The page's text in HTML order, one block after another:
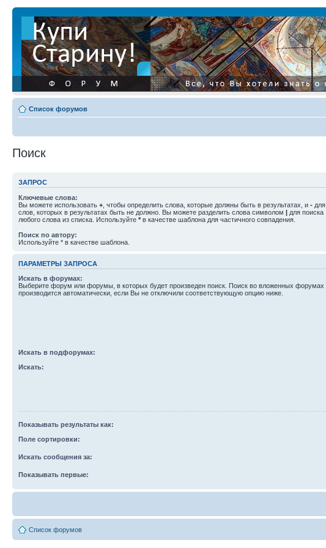
Список форумов
Поиск
ЗАПРОС
Ключевые слова:
Вы можете использовать + , чтобы определить слова, которые должны быть в результатах, и - для
слов, которых в результатах быть не должно. Вы можете разделить слова символом | для поиска
любого слова из списка. Используйте * в качестве шаблона для частичного совпадения.
Поиск по автору:
Используйте * в качестве шаблона.
ПАРАМЕТРЫ ЗАПРОСА
Искать в форумах:
Выберите форум или форумы, в которых будет произведен поиск. Поиск во вложенных форумах
производится автоматически, если Вы не отключили соответствующую опцию ниже.
Искать в подфорумах:
Искать:
Показывать результаты как:
Поле сортировки:
Искать сообщения за:
Показывать первые:
Список форумов